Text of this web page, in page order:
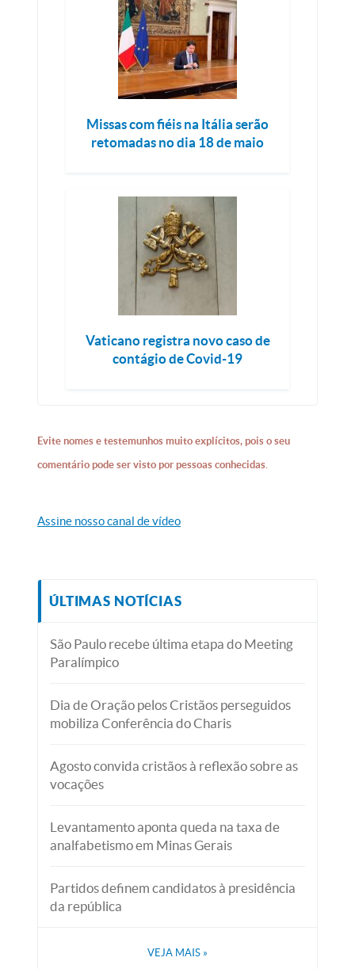
Missas com fiéis na Itália serão
retomadas no dia 18 de maio
Vaticano registra novo caso de
contágio de Covid-19
Evite nomes e testemunhos muito explícitos, pois o seu
comentário pode ser visto por pessoas conhecidas.
Assine nosso canal de vídeo
ÚLTIMAS NOTÍCIAS
São Paulo recebe última etapa do Meeting
Paralímpico
Dia de Oração pelos Cristãos perseguidos
mobiliza Conferência do Charis
Agosto convida cristãos à reflexão sobre as
vocações
Levantamento aponta queda na taxa de
analfabetismo em Minas Gerais
Partidos definem candidatos à presidência
da república
VEJA MAIS »